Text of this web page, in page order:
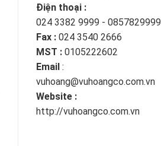
Điện thoại :
024 3382 9999 - 0857829999
Fax : 024 3540 2666
MST : 0105222602
Email :
vuhoang@vuhoangco.com.vn
Website :
http://vuhoangco.com.vn